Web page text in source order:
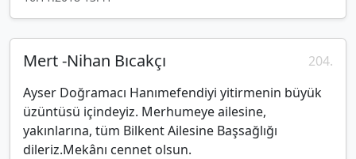
Mert -Nihan Bıcakçı
204.
Ayser Doğramacı Hanımefendiyi yitirmenin büyük
üzüntüsü içindeyiz. Merhumeye ailesine,
yakınlarına, tüm Bilkent Ailesine Başsağlığı
dileriz.Mekânı cennet olsun.